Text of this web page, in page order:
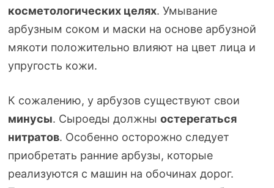
косметологических целях. Умывание
арбузным соком и маски на основе арбузной
мякоти положительно влияют на цвет лица и
упругость кожи.
К сожалению, у арбузов существуют свои
минусы. Сыроеды должны остерегаться
нитратов. Особенно осторожно следует
приобретать ранние арбузы, которые
реализуются с машин на обочинах дорог.